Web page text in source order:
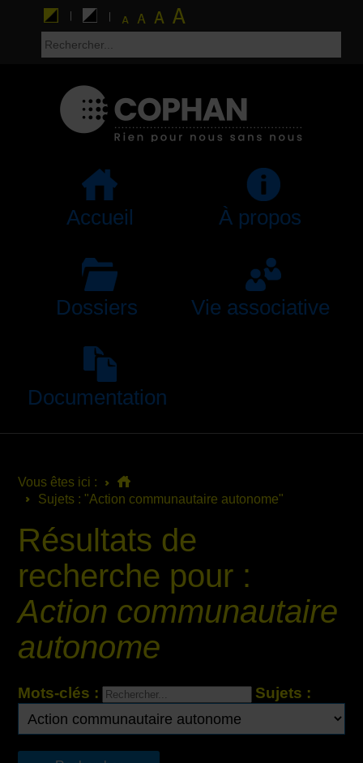
Accueil À propos
Dossiers Vie associative
Documentation
Vous êtes ici :
Sujets : "Action communautaire autonome"
Résultats de
recherche pour :
Action communautaire
autonome
Mots-clés : Sujets :